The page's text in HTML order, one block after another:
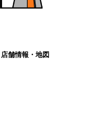
店舗情報・地図